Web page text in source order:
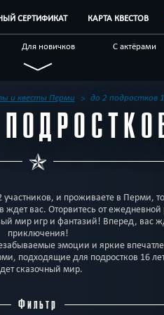
СЕРТИФИКАТ КАРТА КВЕСТОВ
Для новичков С актёрами
Индивидуальные
По фильму Мистические
Отзывы на квесты Бренды
и квесты Перми до 2 подростков
и проживаете в Перми, то
вас. Оторвитесь от ежедневной
мир игр и фантазий! Вперед, вас
приключения!
эмоции и яркие
подходящие для подростков 16
сказочный мир.
Фильтр